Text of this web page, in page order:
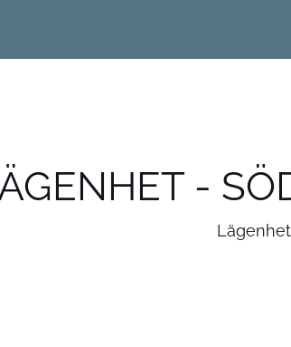
-
Lägenhet